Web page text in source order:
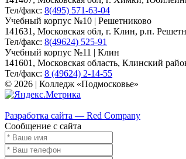
Тел/факс: 8(495) 571-63-04
Учебный корпус №10 | Решетниково
141631, Московская обл, г. Клин, р.п.
Тел/факс: 8(49624) 525-91
Учебный корпус №11 | Клин
141601, Московская область, Клинский
Тел/факс: 8 (49624) 2-14-55
© 2026 | Колледж «Подмосковье»
Разработка сайта — Red Company
Сообщение с сайта